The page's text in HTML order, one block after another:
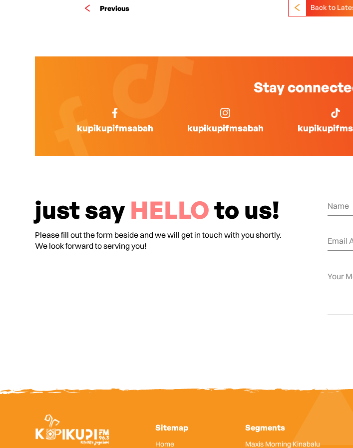
Previous Back to
Stay
kupikupifmsabah kupikupifmsabah
just say HELLOto us!
Please fill out the form beside and we will get in touch with you shortly.
We look forward to serving you!
Sitemap
Home
Segments
Maxis Morning Kinabalu